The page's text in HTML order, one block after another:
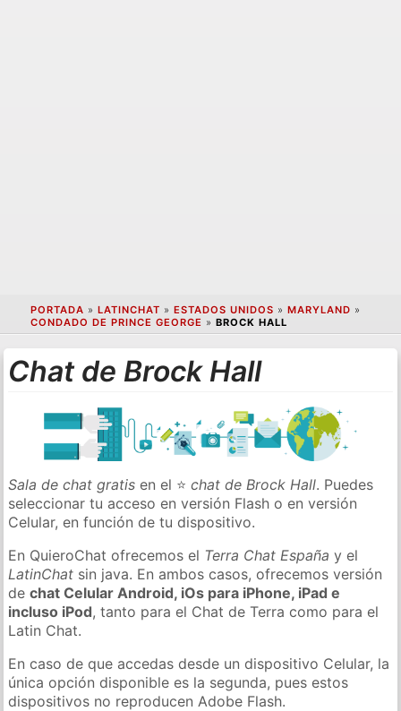
PORTADA » LATINCHAT » ESTADOS UNIDOS » MARYLAND »
CONDADO DE PRINCE GEORGE » BROCK HALL
Chat de Brock Hall
Sala de chat gratis en el ⭐chat de Brock Hall. Puedes
seleccionar tu acceso en versión Flash o en versión
Celular, en función de tu dispositivo.
En QuieroChat ofrecemos el Terra Chat España y el
LatinChat sin java. En ambos casos, ofrecemos versión
dechat Celular Android, iOs para iPhone, iPad e
incluso iPod, tanto para el Chat de Terra como para el
Latin Chat.
En caso de que accedas desde un dispositivo Celular, la
única opción disponible es la segunda, pues estos
dispositivos no reproducen Adobe Flash.